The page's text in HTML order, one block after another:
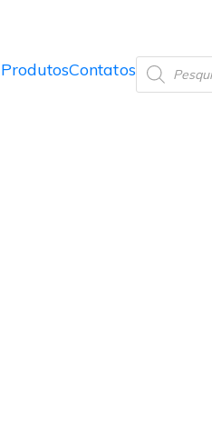
ProdutosContatos